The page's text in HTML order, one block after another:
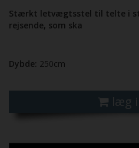
Stærkt letvægtsstel til telte i
rejsende, som ska
Dybde: 250cm
læg